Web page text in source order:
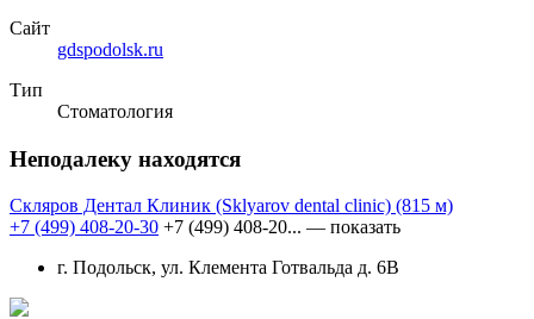
Сайт
gdspodolsk.ru
Тип
Стоматология
Неподалеку находятся
Скляров Дентал Клиник (Sklyarov dental clinic) (815 м)
+7 (499) 408-20-30 +7 (499) 408-20... — показать
г. Подольск, ул. Клемента Готвальда д. 6В